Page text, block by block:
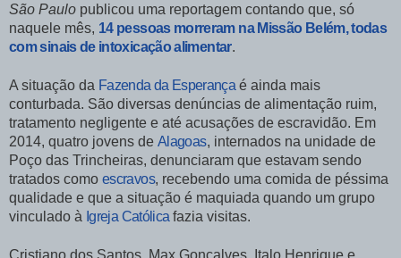
São Paulo publicou uma reportagem contando que, só
naquele mês, 14 pessoas morreram na Missão Belém, todas
com sinais de intoxicação alimentar.
A situação da Fazenda da Esperança é ainda mais
conturbada. São diversas denúncias de alimentação ruim,
tratamento negligente e até acusações de escravidão. Em
2014, quatro jovens de Alagoas, internados na unidade de
Poço das Trincheiras, denunciaram que estavam sendo
tratados como escravos, recebendo uma comida de péssima
qualidade e que a situação é maquiada quando um grupo
vinculado à Igreja Católica fazia visitas.